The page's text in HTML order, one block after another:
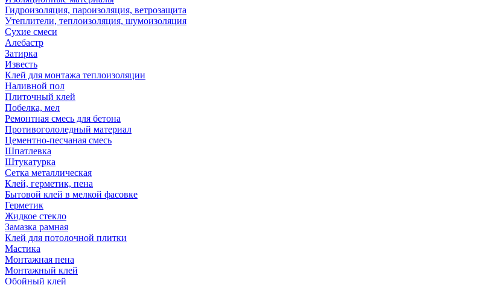
Гидроизоляция, пароизоляция, ветрозащита
Утеплители, теплоизоляция, шумоизоляция
Сухие смеси
Алебастр
Затирка
Известь
Клей для монтажа теплоизоляции
Наливной пол
Плиточный клей
Побелка, мел
Ремонтная смесь для бетона
Противогололедный материал
Цементно-песчаная смесь
Шпатлевка
Штукатурка
Сетка металлическая
Клей, герметик, пена
Бытовой клей в мелкой фасовке
Герметик
Жидкое стекло
Замазка рамная
Клей для потолочной плитки
Мастика
Монтажная пена
Монтажный клей
Обойный клей